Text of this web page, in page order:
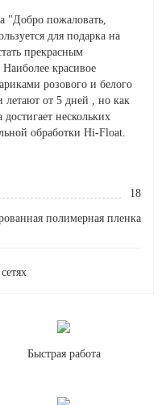
"Добро пожаловать,
для подарка на
прекрасным
красивое
розового и белого
от 5 дней , но как
нескольких
обработки Hi-Float.
18
полимерная пленка
Быстрая работа